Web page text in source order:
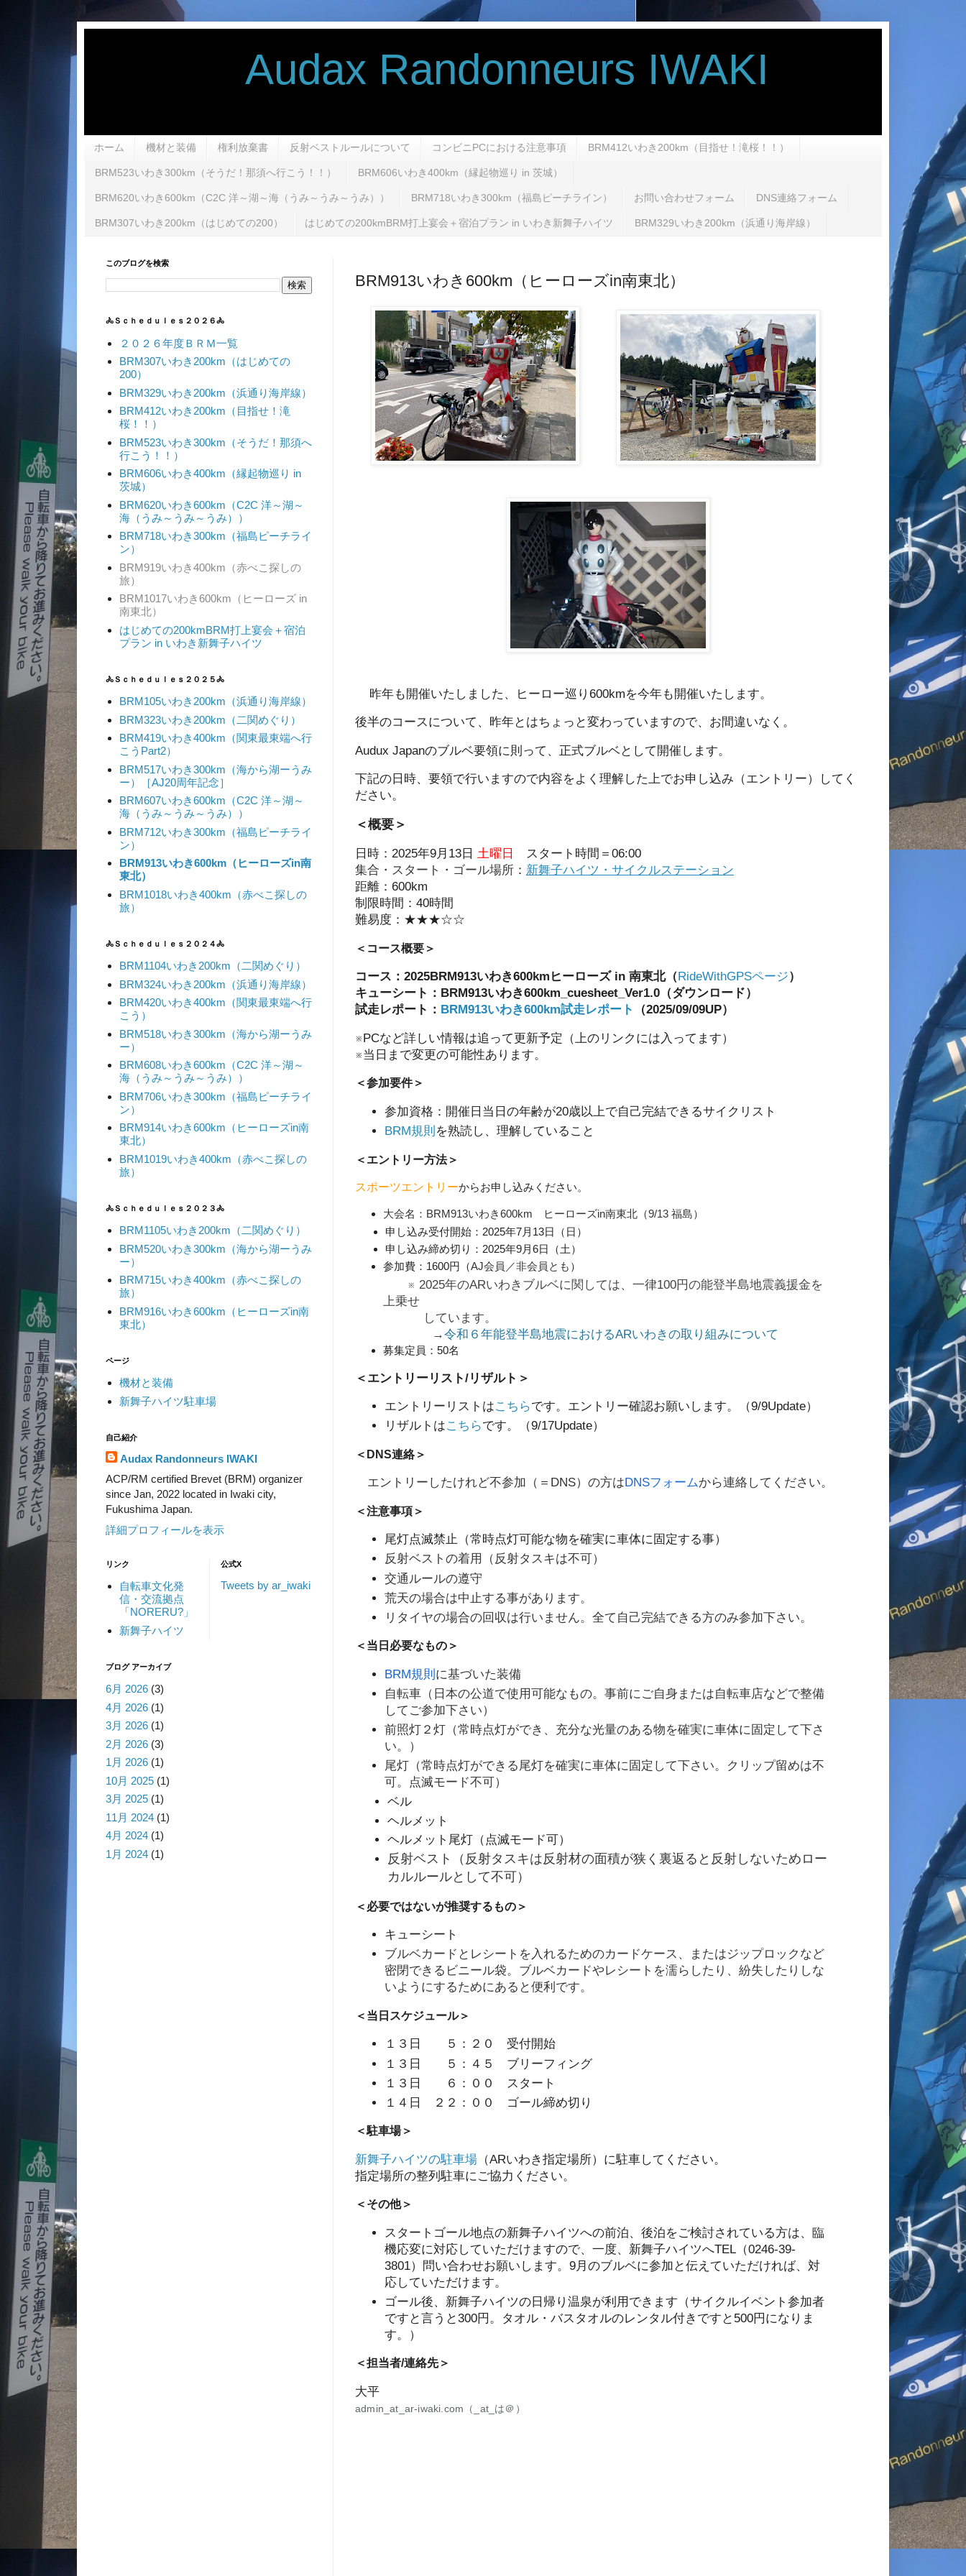
Audax Randonneurs IWAKI
ホーム 機材と装備 権利放棄書 反射ベストルールについて コンビニPCにおける注意事項 BRM412いわき200km（目指せ！滝桜！！）
BRM523いわき300km（そうだ！那須へ行こう！！） BRM606いわき400km（縁起物巡り in 茨城）
BRM620いわき600km（C2C 洋～湖～海（うみ～うみ～うみ）） BRM718いわき300km（福島ピーチライン） お問い合わせフォーム DNS連絡フォーム
BRM307いわき200km（はじめての200） はじめての200kmBRM打上宴会＋宿泊プラン in いわき新舞子ハイツ BRM329いわき200km（浜通り海岸線）
BRM913いわき600km（ヒーローズin南東北）
昨年も開催いたしました、ヒーロー巡り600kmを今年も開催いたします。
後半のコースについて、昨年とはちょっと変わっていますので、お間違いなく。
Audux Japanのブルベ要領に則って、正式ブルベとして開催します。
下記の日時、要領で行いますので内容をよく理解した上でお申し込み（エントリー）してく
ださい。
＜概要＞
日時：2025年9月13日 土曜日
スタート時間＝06:00
集合・スタート・ゴール場所 ： 新舞子ハイツ・サイクルステーション
距離：600km
制限時間：40時間
難易度：★★★☆☆
＜コース概要＞
コース： 2025BRM913いわき600kmヒーローズ in 南東北（ RideWithGPSページ）
キューシート： BRM913いわき600km_cuesheet_Ver1.0 （ダウンロード）
試走レポート： BRM913いわき600km試走レポート （2025/09/09UP）
※PCなど詳しい情報は追って更新予定（上のリンクには入ってます）
※当日まで変更の可能性あります。
＜参加要件＞
参加資格：開催日当日の年齢が20歳以上で自己完結できるサイクリスト
BRM規則 を熟読し、理解していること
＜エントリー方法＞
スポーツエントリーからお申し込みください。
大会名：BRM913いわき600km ヒーローズin南東北（9/13 福島）
申し込み受付開始：2025年7月13日（日）
申し込み締め切り：2025年9月6日（土）
参加費：1600円（AJ会員／非会員とも ）
※ 2025年のARいわきブルベに関しては、一律100円の能登半島地震義援金を
上乗せ
しています。
→令和６年能登半島地震におけるARいわきの取り組みについて
募集定員：50名
＜エントリーリスト/リザルト＞
エントリーリストはこちらです。エントリー確認お願いします。（9/9Update）
リザルトはこちらです。（9/17Update）
＜DNS連絡＞
エントリーしたけれど不参加（＝DNS）の方は DNSフォームから連絡してください。
＜注意事項＞
尾灯点滅禁止（常時点灯可能な物を確実に車体に固定する事）
反射ベストの着用（反射タスキは不可）
交通ルールの遵守
荒天の場合は中止する事があります。
リタイヤの場合の回収は行いません。全て自己完結できる方のみ参加下さい。
＜当日必要なもの＞
BRM規則 に基づいた装備
自転車（日本の公道で使用可能なもの。事前にご自身または自転車店などで整備
してご参加下さい）
前照灯２灯（常時点灯ができ、充分な光量のある物を確実に車体に固定して下さ
い。）
尾灯（常時点灯ができる尾灯を確実に車体に固定して下さい。クリップ留めは不
可。点滅モード不可）
ベル
ヘルメット
ヘルメット尾灯（点滅モード可）
反射ベスト（反射タスキは反射材の面積が狭く裏返ると反射しないためロー
カルルールとして不可）
＜必要ではないが推奨するもの＞
キューシート
ブルベカードとレシートを入れるためのカードケース、またはジップロックなど
密閉できるビニール袋。ブルベカードやレシートを濡らしたり、紛失したりしな
いようにするためにあると便利です。
＜当日スケジュール＞
１３日 ５：２０ 受付開始
１３日 ５：４５ ブリーフィング
１３日 ６：００ スタート
１４日 ２２：００ ゴール締め切り
＜駐車場＞
新舞子ハイツの駐車場 （ARいわき指定場所）に駐車してください。
指定場所の整列駐車にご協力ください。
＜その他＞
スタートゴール地点の新舞子ハイツへの前泊、後泊をご検討されている方は、臨
機応変に対応していただけますので、一度、新舞子ハイツへTEL（0246-39-
3801）問い合わせお願いします。9月のブルベに参加と伝えていただければ、対
応していただけます。
ゴール後、新舞子ハイツの日帰り温泉が利用できます（サイクルイベント参加者
ですと言うと300円。タオル・バスタオルのレンタル付きですと500円になりま
す。）
＜担当者/連絡先＞
大平
admin_at_ar-iwaki.com（_at_は＠）
このブログを検索
🚴Ｓｃｈｅｄｕｌｅｓ２０２６🚴
２０２６年度ＢＲＭ一覧
BRM307いわき200km（はじめての
200）
BRM329いわき200km（浜通り海岸線）
BRM412いわき200km（目指せ！滝
桜！！）
BRM523いわき300km（そうだ！那須へ
行こう！！）
BRM606いわき400km（縁起物巡り in
茨城）
BRM620いわき600km（C2C 洋～湖～
海（うみ～うみ～うみ））
BRM718いわき300km（福島ピーチライ
ン）
BRM919いわき400km（赤べこ探しの
旅）
BRM1017いわき600km（ヒーローズ in
南東北）
はじめての200kmBRM打上宴会＋宿泊
プラン in いわき新舞子ハイツ
🚴Ｓｃｈｅｄｕｌｅｓ２０２５🚴
BRM105いわき200km（浜通り海岸線）
BRM323いわき200km（二関めぐり）
BRM419いわき400km（関東最東端へ行
こうPart2）
BRM517いわき300km（海から湖ーうみ
ー）［AJ20周年記念］
BRM607いわき600km（C2C 洋～湖～
海（うみ～うみ～うみ））
BRM712いわき300km（福島ピーチライ
ン）
BRM913いわき600km（ヒーローズin南
東北）
BRM1018いわき400km（赤べこ探しの
旅）
🚴Ｓｃｈｅｄｕｌｅｓ２０２４🚴
BRM1104いわき200km（二関めぐり）
BRM324いわき200km（浜通り海岸線）
BRM420いわき400km（関東最東端へ行
こう）
BRM518いわき300km（海から湖ーうみ
ー）
BRM608いわき600km（C2C 洋～湖～
海（うみ～うみ～うみ））
BRM706いわき300km（福島ピーチライ
ン）
BRM914いわき600km（ヒーローズin南
東北）
BRM1019いわき400km（赤べこ探しの
旅）
🚴Ｓｃｈｅｄｕｌｅｓ２０２３🚴
BRM1105いわき200km（二関めぐり）
BRM520いわき300km（海から湖ーうみ
ー）
BRM715いわき400km（赤べこ探しの
旅）
BRM916いわき600km（ヒーローズin南
東北）
ページ
機材と装備
新舞子ハイツ駐車場
自己紹介
Audax Randonneurs IWAKI
ACP/RM certified Brevet (BRM) organizer
since Jan, 2022 located in Iwaki city,
Fukushima Japan.
詳細プロフィールを表示
リンク
自転車文化発
信・交流拠点
「NORERU?」
新舞子ハイツ
公式X
Tweets by ar_iwaki
ブログ アーカイブ
6月 2026 (3)
4月 2026 (1)
3月 2026 (1)
2月 2026 (3)
1月 2026 (1)
10月 2025 (1)
3月 2025 (1)
11月 2024 (1)
4月 2024 (1)
1月 2024 (1)